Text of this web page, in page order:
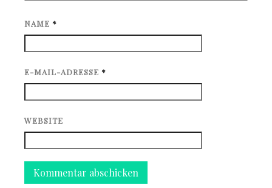
NAME *
E-MAIL-ADRESSE *
WEBSITE